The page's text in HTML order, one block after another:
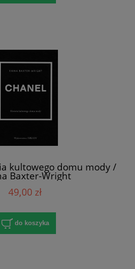
kultowego domu mody /
Baxter-Wright
49,00 zł
do koszyka